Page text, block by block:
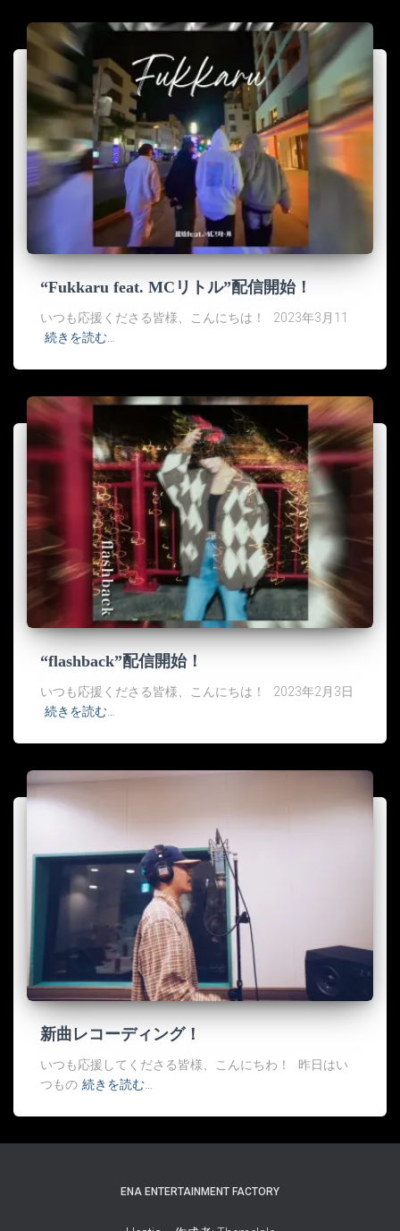
“Fukkaru feat. MCリトル”配信開始！
いつも応援くださる皆様、こんにちは！ 2023年3月11
続きを読む…
“flashback”配信開始！
いつも応援くださる皆様、こんにちは！ 2023年2月3日
続きを読む…
新曲レコーディング！
いつも応援してくださる皆様、こんにちわ！ 昨日はい
つもの 続きを読む…
ENA ENTERTAINMENT FACTORY